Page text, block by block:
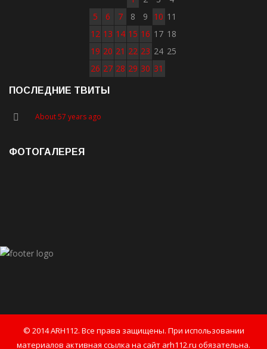
5
6 7 8 9 10 11
12 13 14 15 16 17 18
19 20 21 22 23 24 25
26 27 28 29 30 31
ПОСЛЕДНИЕ ТВИТЫ
About 57 years ago
ФОТОГАЛЕРЕЯ
© 2014 ARH112. Все права защищены. При использовании
материалов активная ссылка на сайт arh112.ru обязательна.